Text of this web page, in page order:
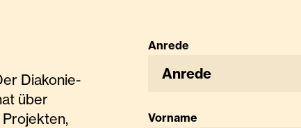
Diakonie-
über
Anrede
Anrede
Vorname